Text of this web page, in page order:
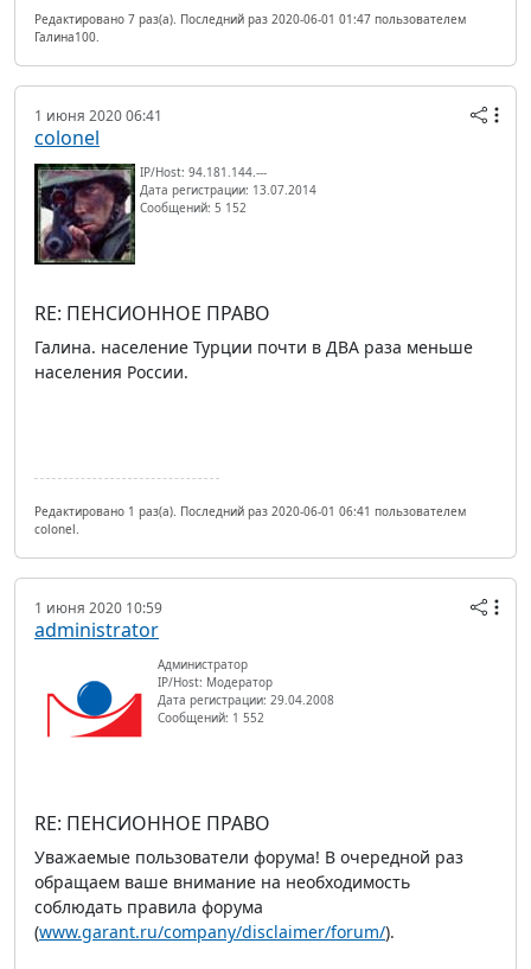
Редактировано 7 раз(а). Последний раз 2020-06-01 01:47 пользователем
Галина100.
1 июня 2020 06:41
colonel
IP/Host: 94.181.144.---
Дата регистрации: 13.07.2014
Сообщений: 5 152
RE: ПЕНСИОННОЕ ПРАВО
Галина. население Турции почти в ДВА раза меньше
населения России.
Редактировано 1 раз(а). Последний раз 2020-06-01 06:41 пользователем
colonel.
1 июня 2020 10:59
administrator
Администратор
IP/Host: Модератор
Дата регистрации: 29.04.2008
Сообщений: 1 552
RE: ПЕНСИОННОЕ ПРАВО
Уважаемые пользователи форума! В очередной раз
обращаем ваше внимание на необходимость
соблюдать правила форума
(www.garant.ru/company/disclaimer/forum/).